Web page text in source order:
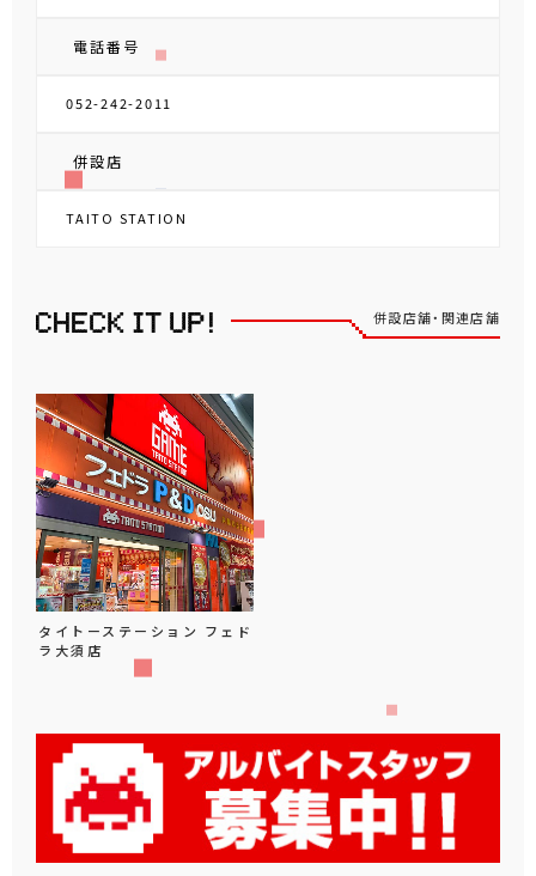
電話番号
052-242-2011
併設店
TAITO STATION
併設店舗・関連店舗
タイトーステーション フェド
ラ大須店